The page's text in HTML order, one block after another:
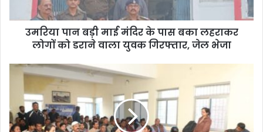
d
उमरिया पान बड़ी माई मंदिर के पास बका लहराकर
लोगों को डराने वाला युवक गिरफ्तार, जेल भेजा